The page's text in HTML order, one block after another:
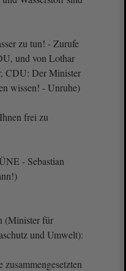
zu tun! - Zurufe
und von Lothar
CDU: Der Minister
wissen! - Unruhe)
frei zu
- Sebastian
(Minister für
und Umwelt):